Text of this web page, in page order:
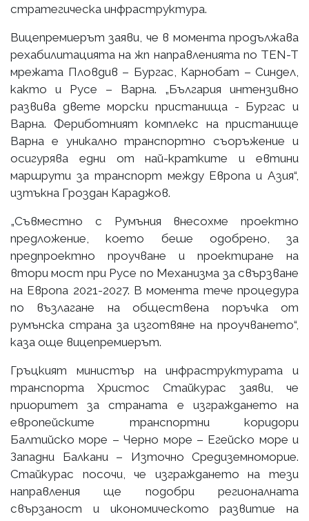
стратегическа инфраструктура.
Вицепремиерът заяви, че в момента продължава
рехабилитацията на жп направленията по TEN-T
мрежата Пловдив – Бургас, Карнобат – Синдел,
както и Русе – Варна. „България интензивно
развива двете морски пристанища - Бургас и
Варна. Фериботният комплекс на пристанище
Варна е уникално транспортно съоръжение и
осигурява едни от най-кратките и евтини
маршрути за транспорт между Европа и Азия“,
изтъкна Гроздан Караджов.
„Съвместно с Румъния внесохме проектно
предложение, което беше одобрено, за
предпроектно проучване и проектиране на
втори мост при Русе по Механизма за свързване
на Европа 2021-2027. В момента тече процедура
по възлагане на обществена поръчка от
румънска страна за изготвяне на проучването“,
каза още вицепремиерът.
Гръцкият министър на инфраструктурата и
транспорта Христос Стайкурас заяви, че
приоритет за страната е изграждането на
европейските транспортни коридори
Балтийско море – Черно море – Егейско море и
Западни Балкани – Източно Средиземноморие.
Стайкурас посочи, че изграждането на тези
направления ще подобри регионалната
свързаност и икономическото развитие на